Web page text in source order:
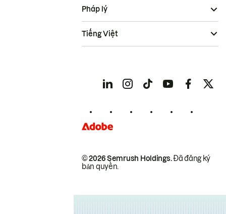
© 2026 Semrush Holdings.Đã đăng ký
bản quyền.
Pháp lý
Tiếng Việt